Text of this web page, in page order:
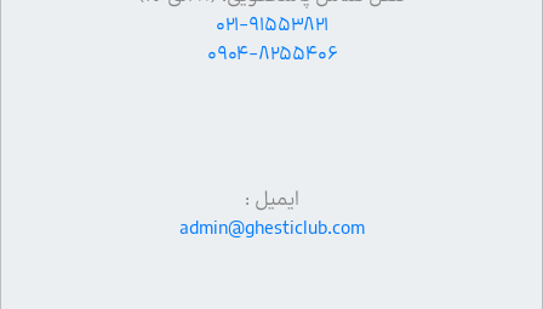
۰۲۱-۹۱۵۵۳۸۲۱
۰۹۰۴-۸۲۵۵۴۰۶
ایمیل :
admin@ghesticlub.com